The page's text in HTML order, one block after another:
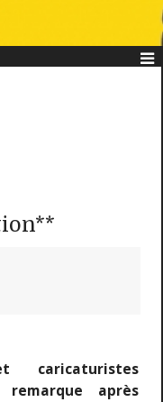
caricaturistes
après